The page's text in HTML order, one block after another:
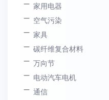
家用电器
空气污染
家具
碳纤维复合材料
万向节
电动汽车电机
通信